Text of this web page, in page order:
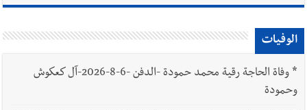
الوفيات
*
وفاة الحاجة رقية محمد حمودة -الدفن -6-8-2026-آل كعكوش
وحمودة